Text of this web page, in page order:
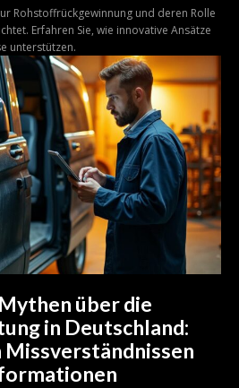
Rohstoffrückgewinnung und deren Rolle
Erfahren Sie, wie innovative Ansätze
unterstützen.
über die
in Deutschland: